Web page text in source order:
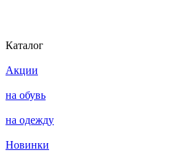
Каталог
Акции
на обувь
на одежду
Новинки